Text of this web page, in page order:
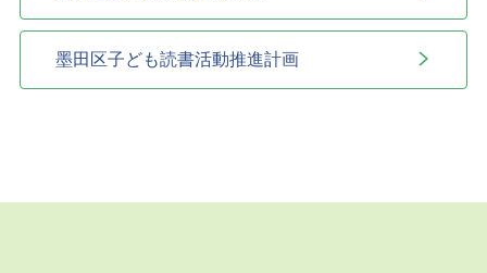
墨田区子ども読書活動推進計画